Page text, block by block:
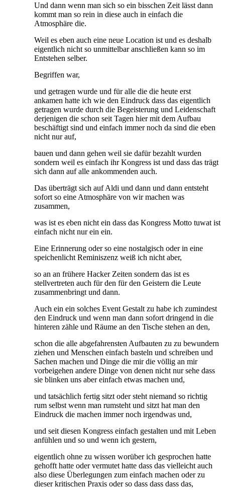
Und dann wenn man sich so ein bisschen Zeit lässt dann
kommt man so rein in diese auch in einfach die
Atmosphäre die.
Weil es eben auch eine neue Location ist und es deshalb
eigentlich nicht so unmittelbar anschließen kann so im
Entstehen selber.
Begriffen war,
und getragen wurde und für alle die die heute erst
ankamen hatte ich wie den Eindruck dass das eigentlich
getragen wurde durch die Begeisterung und Leidenschaft
derjenigen die schon seit Tagen hier mit dem Aufbau
beschäftigt sind und einfach immer noch da sind die eben
nicht nur auf,
bauen und dann gehen weil sie dafür bezahlt wurden
sondern weil es einfach ihr Kongress ist und dass das trägt
sich dann auf alle ankommenden auch.
Das überträgt sich auf Aldi und dann und dann entsteht
sofort so eine Atmosphäre von wir machen was
zusammen,
was ist es eben nicht ein dass das Kongress Motto tuwat ist
einfach nicht nur ein ein.
Eine Erinnerung oder so eine nostalgisch oder in eine
speichenlicht Reminiszenz weiß ich nicht aber,
so an an frühere Hacker Zeiten sondern das ist es
stellvertreten auch für den für den Geistern die Leute
zusammenbringt und dann.
Auch ein ein solches Event Gestalt zu habe ich zumindest
den Eindruck und wenn man dann sofort dringend in die
hinteren zähle und Räume an den Tische stehen an den,
schon die alle abgefahrensten Aufbauten zu zu bewundern
ziehen und Menschen einfach basteln und schreiben und
Sachen machen und Dinge die mir die völlig an mir
vorbeigehen andere Dinge von denen nicht nur sehe dass
sie blinken uns aber einfach etwas machen und,
und tatsächlich fertig sitzt oder steht niemand so richtig
rum selbst wenn man rumsteht und sitzt hat man den
Eindruck die machen immer noch irgendwas und,
und seit diesen Kongress einfach gestalten und mit Leben
anfühlen und so und wenn ich gestern,
eigentlich ohne zu wissen worüber ich gesprochen hatte
gehofft hatte oder vermutet hatte dass das vielleicht auch
also diese Überlegungen zum einfach machen oder zu
dieser kritischen Praxis oder so dass dass dass das,